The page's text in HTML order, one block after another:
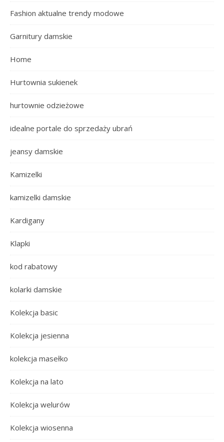
Fashion aktualne trendy modowe
Garnitury damskie
Home
Hurtownia sukienek
hurtownie odzieżowe
idealne portale do sprzedaży ubrań
jeansy damskie
Kamizelki
kamizelki damskie
Kardigany
Klapki
kod rabatowy
kolarki damskie
Kolekcja basic
Kolekcja jesienna
kolekcja masełko
Kolekcja na lato
Kolekcja welurów
Kolekcja wiosenna